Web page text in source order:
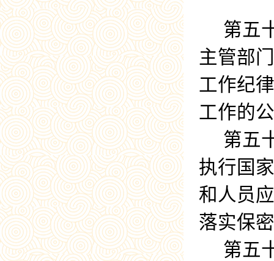
第五
主管部
工作纪
工作的
第五
执行国
和人员
落实保
第五